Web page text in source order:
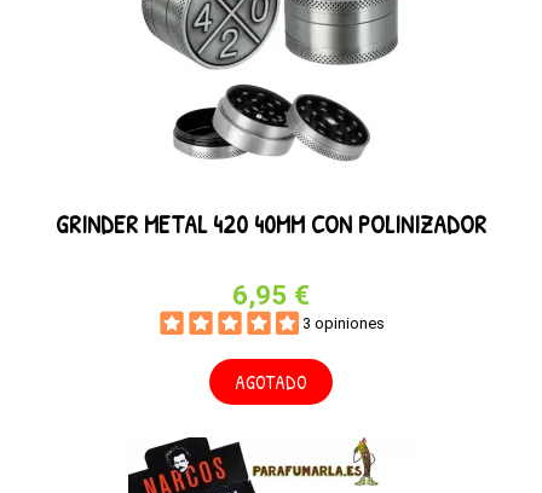
GRINDER METAL 420 40MM CON POLINIZADOR
6,95 €
3 opiniones
AGOTADO